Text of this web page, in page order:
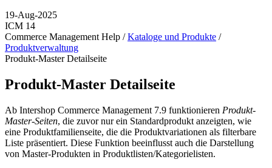
19-Aug-2025
ICM 14
Commerce Management Help /Kataloge und Produkte /
Produktverwaltung
Produkt-Master Detailseite
Produkt-Master Detailseite
Ab Intershop Commerce Management 7.9 funktionieren Produkt-
Master-Seiten, die zuvor nur ein Standardprodukt anzeigten, wie
eine Produktfamilienseite, die die Produktvariationen als filterbare
Liste präsentiert. Diese Funktion beeinflusst auch die Darstellung
von Master-Produkten in Produktlisten/Kategorielisten.